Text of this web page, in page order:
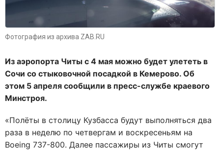
Фотография из архива ZAB.RU
Из аэропорта Читы с 4 мая можно будет улететь в
Сочи со стыковочной посадкой в Кемерово. Об
этом 5 апреля сообщили в пресс-службе краевого
Минстроя.
«Полёты в столицу Кузбасса будут выполняться два
раза в неделю по четвергам и воскресеньям на
Boeing 737-800. Далее пассажиры из Читы смогут